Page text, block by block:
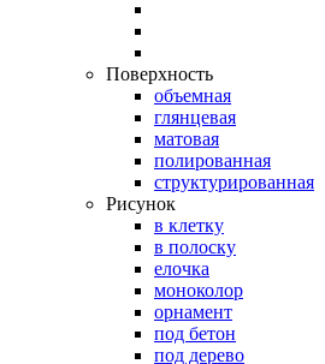
Поверхность
объемная
глянцевая
матовая
полированная
структурированная
Рисунок
в клетку
в полоску
елочка
моноколор
орнамент
под бетон
под дерево